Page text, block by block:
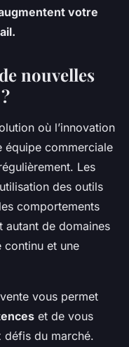
votre
nouvelles
où l’innovation
équipe commerciale
Les
des outils
comportements
autant de domaines
continu et une
vous permet
et de vous
défis du marché.